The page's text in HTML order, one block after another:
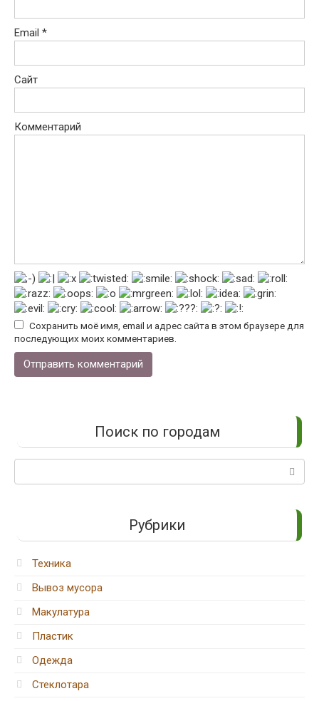
Email *
Сайт
Комментарий
Сохранить моё имя, email и адрес сайта в этом браузере для
последующих моих комментариев.
Поиск по городам
Рубрики
Техника
Вывоз мусора
Макулатура
Пластик
Одежда
Стеклотара